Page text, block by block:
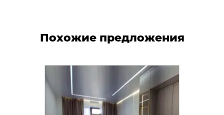
Похожие предложения